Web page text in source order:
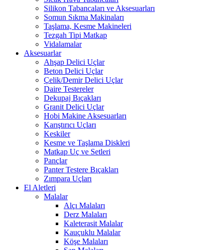
Silikon Tabancaları ve Aksesuarları
Somun Sıkma Makinaları
Taşlama, Kesme Makineleri
Tezgah Tipi Matkap
Vidalamalar
Aksesuarlar
Ahşap Delici Uçlar
Beton Delici Uçlar
Çelik/Demir Delici Uçlar
Daire Testereler
Dekupaj Bıçakları
Granit Delici Uçlar
Hobi Makine Aksesuarları
Karıştırıcı Uçları
Keskiler
Kesme ve Taşlama Diskleri
Matkap Uç ve Setleri
Pançlar
Panter Testere Bıçakları
Zımpara Uçları
El Aletleri
Malalar
Alçı Malaları
Derz Malaları
Kaleterasit Malalar
Kauçuklu Malalar
Köşe Malaları